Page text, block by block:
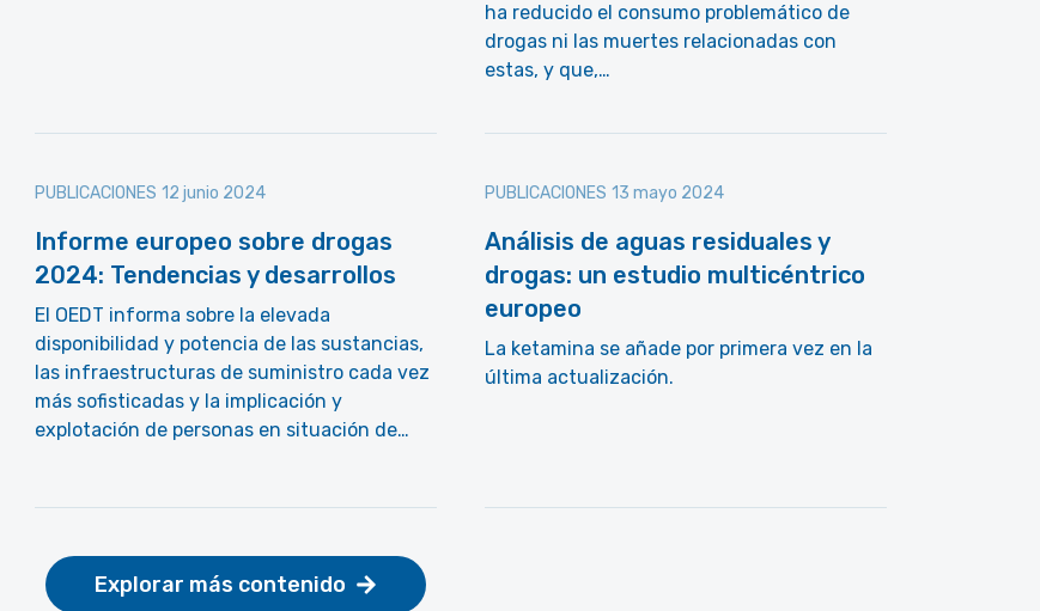
ha reducido el consumo problemático de
drogas ni las muertes relacionadas con
estas, y que,…
PUBLICACIONES 12 junio 2024
Informe europeo sobre drogas
2024: Tendencias y desarrollos
El OEDT informa sobre la elevada
disponibilidad y potencia de las sustancias,
las infraestructuras de suministro cada vez
más sofisticadas y la implicación y
explotación de personas en situación de…
PUBLICACIONES 13 mayo 2024
Análisis de aguas residuales y
drogas: un estudio multicéntrico
europeo
La ketamina se añade por primera vez en la
última actualización.
Explorar más contenido